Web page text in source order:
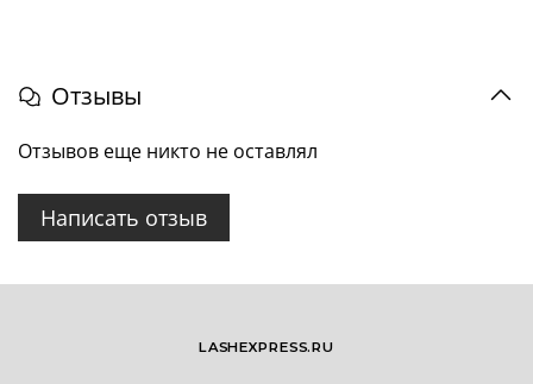
Отзывы
Отзывов еще никто не оставлял
Написать отзыв
LASHEXPRESS.RU